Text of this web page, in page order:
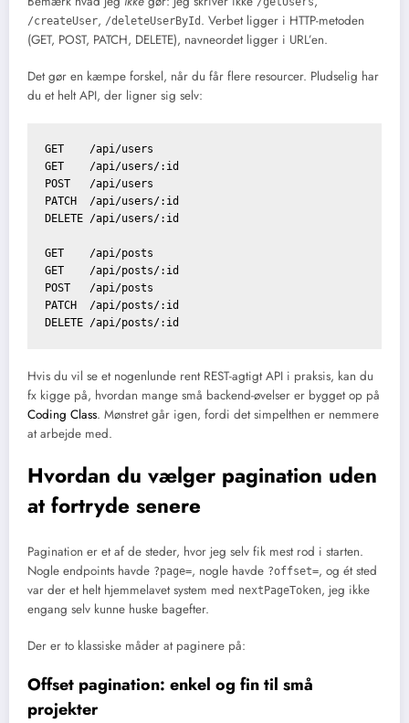
/createUser, /deleteUserById . Verbet ligger i HTTP-metoden
(GET, POST, PATCH, DELETE), navneordet ligger i URL’en.
Det gør en kæmpe forskel, når du får flere resourcer. Pludselig har
du et helt API, der ligner sig selv:
GET    /api/users
GET    /api/users/:id
POST   /api/users
PATCH  /api/users/:id
DELETE /api/users/:id
GET    /api/posts
GET    /api/posts/:id
POST   /api/posts
PATCH  /api/posts/:id
Hvis du vil se et nogenlunde rent REST-agtigt API i praksis, kan du
fx kigge på, hvordan mange små backend-øvelser er bygget op på
Coding Class. Mønstret går igen, fordi det simpelthen er nemmere
at arbejde med.
Hvordan du vælger pagination uden
at fortryde senere
Pagination er et af de steder, hvor jeg selv fik mest rod i starten.
Nogle endpoints havde ?page=, nogle havde ?offset=, og ét sted
var der et helt hjemmelavet system med nextPageToken, jeg ikke
engang selv kunne huske bagefter.
Der er to klassiske måder at paginere på:
Offset pagination: enkel og fin til små
projekter